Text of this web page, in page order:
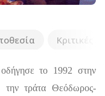
Κριτικές
το 1992 στην
την τράτα Θεόδωρος-